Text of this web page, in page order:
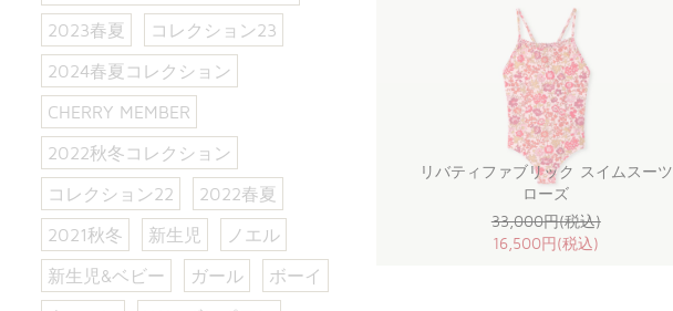
2023春夏 コレクション23
2024春夏コレクション
CHERRY MEMBER
2022秋冬コレクション
コレクション22 2022春夏
2021秋冬 新生児 ノエル
新生児&ベビー ガール ボーイ
リバティファブリック スイムスーツ
ローズ
33,000円(税込)
16,500円(税込)